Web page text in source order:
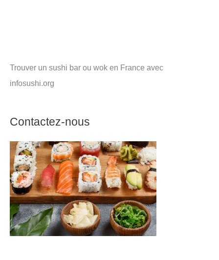
Trouver un sushi bar ou wok en France avec
infosushi.org
Contactez-nous